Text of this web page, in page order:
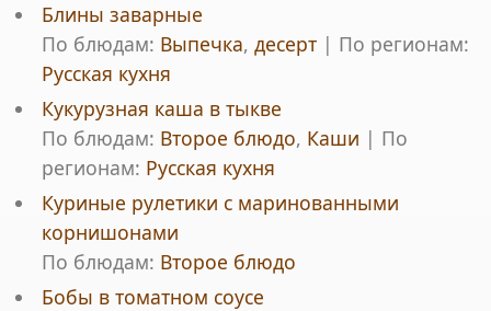
Блины заварные
По блюдам: Выпечка, десерт | По регионам:
Русская кухня
Кукурузная каша в тыкве
По блюдам: Второе блюдо, Каши | По
регионам: Русская кухня
Куриные рулетики с маринованными
корнишонами
По блюдам: Второе блюдо
Бобы в томатном соусе